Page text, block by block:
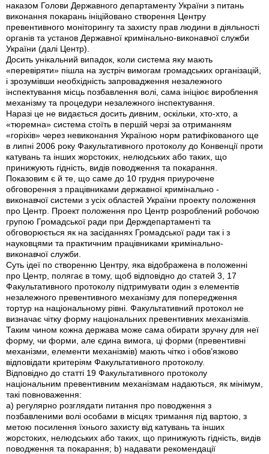
наказом Голови Державного департаменту України з питань
виконання покарань ініційовано створення Центру
превентивного моніторингу та захисту прав людини в діяльності
органів та установ Державної кримінально-виконавчої служби
України (далі Центр).
Досить унікальний випадок, коли система яку мають
«перевіряти» пішла на зустріч вимогам громадських організацій,
і зрозумівши необхідність запровадження незалежного
інспектування місць позбавлення волі, сама ініціює вироблення
механізму та процедури незалежного інспектування.
Наразі це не видається досить дивним, оскільки, хто-хто, а
«тюремна» система стоїть в першій черзі за отриманням
«горіхів» через невиконання Україною норм ратифікованого ще
в липні 2006 року Факультативного протоколу до Конвенції проти
катувань та інших жорстоких, нелюдських або таких, що
принижують гідність, видів поводження та покарання.
Показовим є й те, що саме до 10 грудня приурочене
обговорення з працівниками державної кримінально -
виконавчої системи з усіх областей України проекту положення
про Центр. Проект положення про Центр розроблений робочою
групою Громадської ради при Держдепартаменті та
обговорюється як на засіданнях Громадської ради так і з
науковцями та практичним працівниками кримінально-
виконавчої служби.
Суть ідеї по створенню Центру, яка відображена в положенні
про Центр, полягає в тому, щоб відповідно до статей 3, 17
Факультативного протоколу підтримувати один з елементів
незалежного превентивного механізму для попередження
тортур на національному рівні. Факультативний протокол не
визначає чітку форму національних превентивних механізмів.
Таким чином кожна держава може сама обирати зручну для неї
форму, чи форми, але єдина вимога, ці форми (превентивні
механізми, елементи механізмів) мають чітко і обов’язково
відповідати критеріям Факультативного протоколу.
Відповідно до статті 19 Факультативного протоколу
національним превентивним механізмам надаються, як мінімум,
такі повноваження:
a) регулярно розглядати питання про поводження з
позбавленими волі особами в місцях тримання під вартою, з
метою посилення їхнього захисту від катувань та інших
жорстоких, нелюдських або таких, що принижують гідність, видів
поводження та покарання; b) надавати рекомендації